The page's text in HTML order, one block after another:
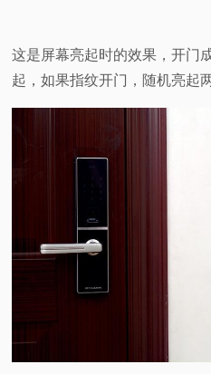
这是屏幕亮起时的效果，开门
起，如果指纹开门，随机亮起